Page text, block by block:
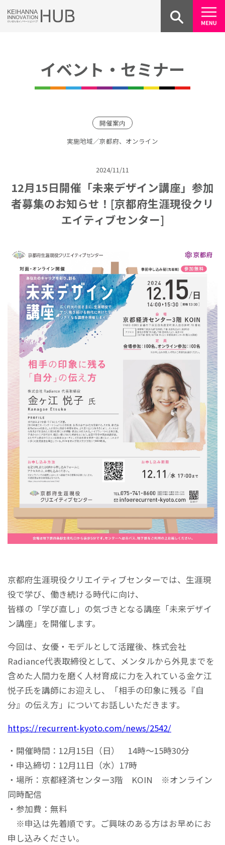
Skip
to
イベント・セミナー
開催案内
実施地域／京都府、オンライン
2024/11/11
12月15日開催「未来デザイン講座」参加
者募集のお知らせ！[京都府生涯現役クリ
エイティブセンター]
京都府生涯現役クリエイティブセンターでは、生涯現
役で学び、働き続ける時代に向け、
皆様の「学び直し」の気づきとなる講座「未来デザイ
ン講座」を開催します。
今回は、女優・モデルとして活躍後、株式会社
Radiance代表取締役として、メンタルから外見までを
含めた人間力を磨く人材育成に力を入れている金ケ江
悦子氏を講師にお迎えし、「相手の印象に残る『自
分』の伝え方」についてお話しいただきます。
https://recurrent-kyoto.com/news/2542/
・開催時間：12月15日（日） 14時～15時30分
・申込締切：12月11日（水）17時
・場所：京都経済センター3階 KOIN ※オンライン
同時配信
・参加費：無料
※申込は先着順です。ご興味のある方はお早めにお
申し込みください。